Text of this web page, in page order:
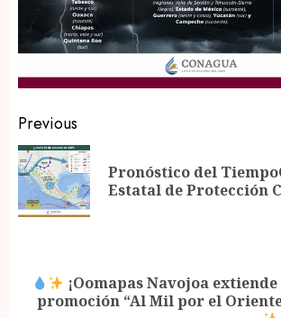
Post
navigation
Previous
Pronóstico del
Estatal de Protección
Next
¡Oomapas Navojoa
promoción “Al Mil por el